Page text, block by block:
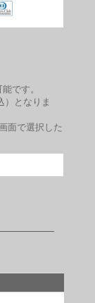
です。
）となりま
面で選択した